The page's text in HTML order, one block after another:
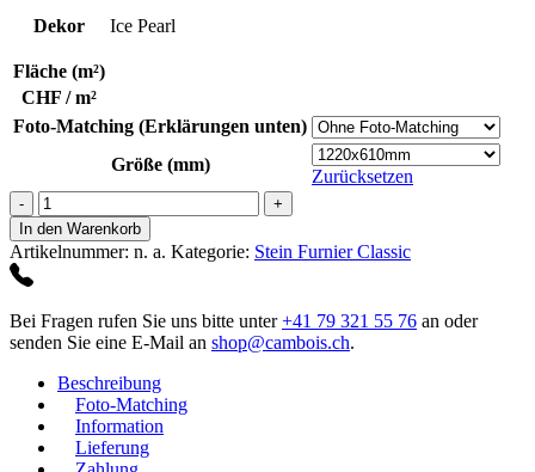
Dekor Ice Pearl
Fläche (m²)
CHF / m²
Foto-Matching (Erklärungen unten)
Größe (mm)
Zurücksetzen
Ice
Pearl
Menge
In den Warenkorb
Artikelnummer: n. a. Kategorie: Stein Furnier Classic
Bei Fragen rufen Sie uns bitte unter+41 79 321 55 76 an oder
senden Sie eine E-Mail an shop@cambois.ch.
Beschreibung
Foto-Matching
Information
Lieferung